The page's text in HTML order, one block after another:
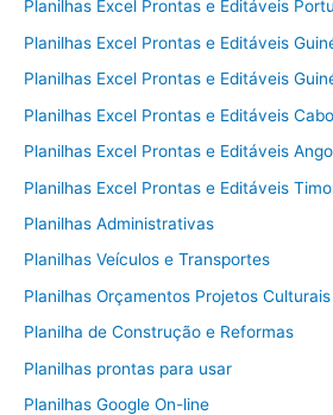
Planilhas Excel Prontas e Editáveis
Planilhas Excel Prontas e Editáveis
Planilhas Excel Prontas e Editáveis
Planilhas Excel Prontas e Editáveis
Planilhas Excel Prontas e Editáveis
Planilhas Excel Prontas e Editáveis
Planilhas Administrativas
Planilhas Veículos e Transportes
Planilhas Orçamentos Projetos Culturais
Planilha de Construção e Reformas
Planilhas prontas para usar
Planilhas Google On-line